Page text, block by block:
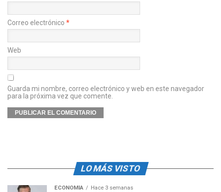
Correo electrónico *
Web
Guarda mi nombre, correo electrónico y web en este navegador
para la próxima vez que comente.
LO MÁS VISTO
ECONOMÍA Hace 3 semanas